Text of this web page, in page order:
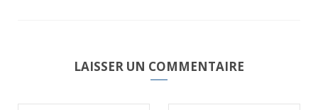
LAISSER UN COMMENTAIRE